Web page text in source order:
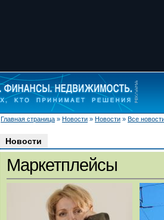
Главная страница » Новости » Новости » Все
Новости
Маркетплейсы